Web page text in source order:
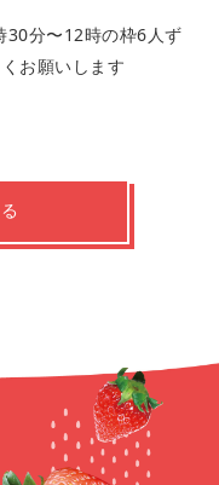
30分〜12時の枠6人ず
お願いします